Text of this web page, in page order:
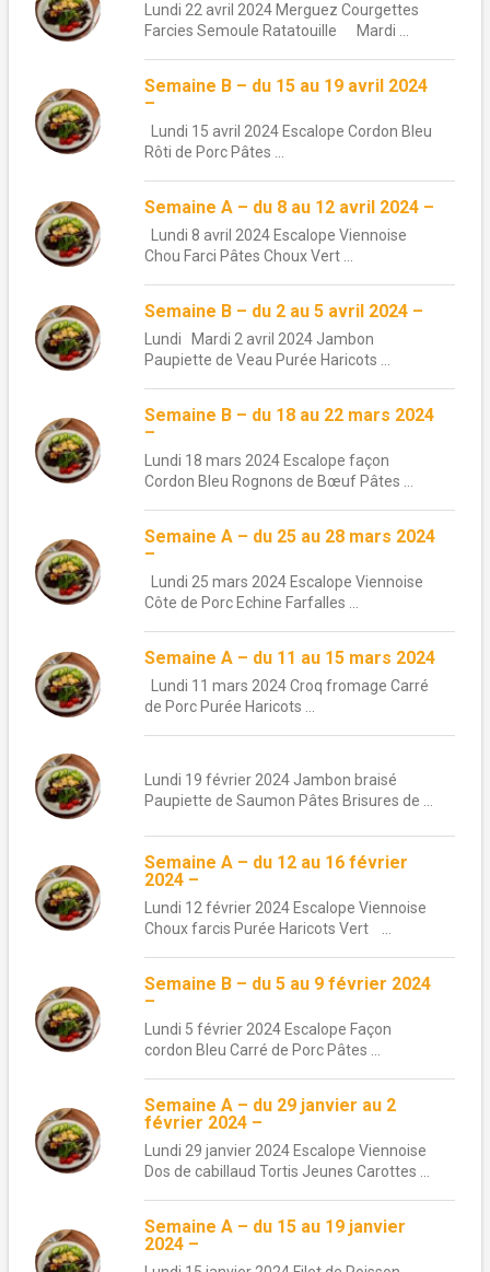
Lundi 22 avril 2024 Merguez Courgettes
Farcies Semoule Ratatouille Mardi ...
Semaine B – du 15 au 19 avril 2024
–
Lundi 15 avril 2024 Escalope Cordon Bleu
Rôti de Porc Pâtes ...
Semaine A – du 8 au 12 avril 2024 –
Lundi 8 avril 2024 Escalope Viennoise
Chou Farci Pâtes Choux Vert ...
Semaine B – du 2 au 5 avril 2024 –
Lundi Mardi 2 avril 2024 Jambon
Paupiette de Veau Purée Haricots ...
Semaine B – du 18 au 22 mars 2024
–
Lundi 18 mars 2024 Escalope façon
Cordon Bleu Rognons de Bœuf Pâtes ...
Semaine A – du 25 au 28 mars 2024
–
Lundi 25 mars 2024 Escalope Viennoise
Côte de Porc Echine Farfalles ...
Semaine A – du 11 au 15 mars 2024
Lundi 11 mars 2024 Croq fromage Carré
de Porc Purée Haricots ...
Lundi 19 février 2024 Jambon braisé
Paupiette de Saumon Pâtes Brisures de ...
Semaine A – du 12 au 16 février
2024 –
Lundi 12 février 2024 Escalope Viennoise
Choux farcis Purée Haricots Vert ...
Semaine B – du 5 au 9 février 2024
–
Lundi 5 février 2024 Escalope Façon
cordon Bleu Carré de Porc Pâtes ...
Semaine A – du 29 janvier au 2
février 2024 –
Lundi 29 janvier 2024 Escalope Viennoise
Dos de cabillaud Tortis Jeunes Carottes ...
Semaine A – du 15 au 19 janvier
2024 –